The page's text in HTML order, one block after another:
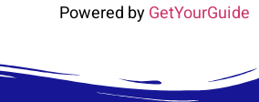
Powered byGetYourGuide